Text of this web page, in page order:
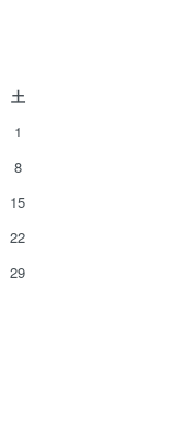
土
1
8
15
22
29